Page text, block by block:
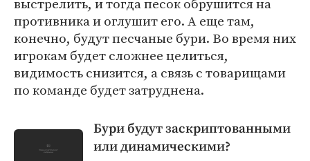
противника и оглушит его. А еще там,
конечно, будут песчаные бури. Во время них
игрокам будет сложнее целиться,
видимость снизится, а связь с товарищами
по команде будет затруднена.
Бури будут заскриптованными
или динамическими?